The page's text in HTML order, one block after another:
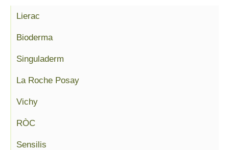
Lierac
Bioderma
Singuladerm
La Roche Posay
Vichy
RÒC
Sensilis